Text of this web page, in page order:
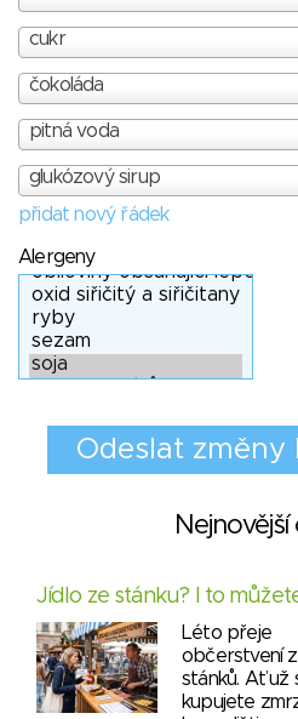
cukr
čokoláda
pitná voda
glukózový sirup
přidat nový řádek
Alergeny
Nejnovější
Jídlo ze stánku? I to
Léto přeje
občerstvení
stánků. Ať už
kupujete